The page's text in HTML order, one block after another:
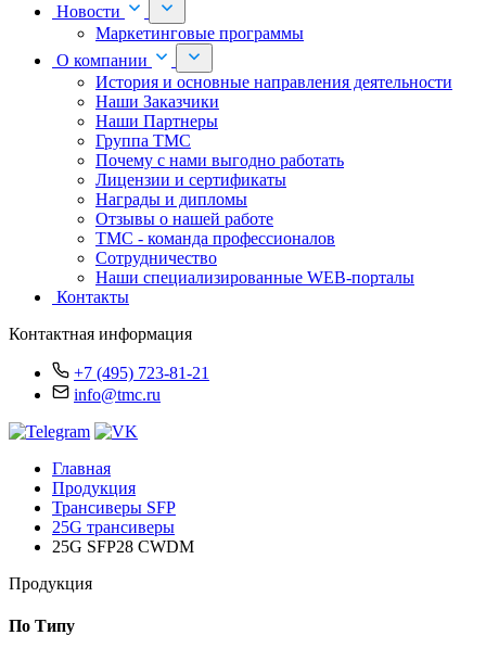
Новости
Маркетинговые программы
О компании
История и основные направления деятельности
Наши Заказчики
Наши Партнеры
Группа ТМС
Почему с нами выгодно работать
Лицензии и сертификаты
Награды и дипломы
Отзывы о нашей работе
TMC - команда профессионалов
Сотрудничество
Наши специализированные WEB-порталы
Контакты
Контактная информация
+7 (495) 723-81-21
info@tmc.ru
Главная
Продукция
Трансиверы SFP
25G трансиверы
25G SFP28 CWDM
Продукция
По Типу